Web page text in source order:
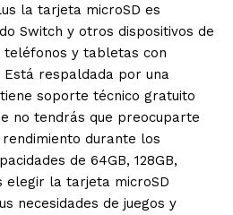
la tarjeta microSD es
Switch y otros dispositivos de
y tabletas con
respaldada por una
soporte técnico gratuito
no tendrás que preocuparte
durante los
de 64GB, 128GB,
elegir la tarjeta microSD
necesidades de juegos y